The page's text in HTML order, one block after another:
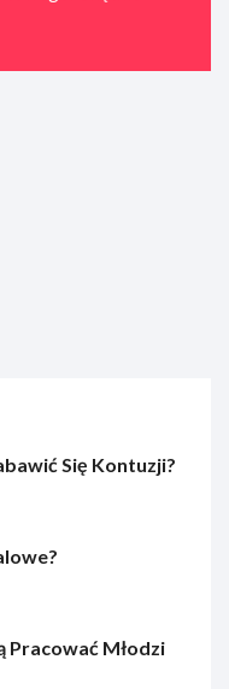
Się Kontuzji?
Pracować Młodzi